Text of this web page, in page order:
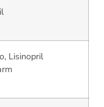
Lisinopril